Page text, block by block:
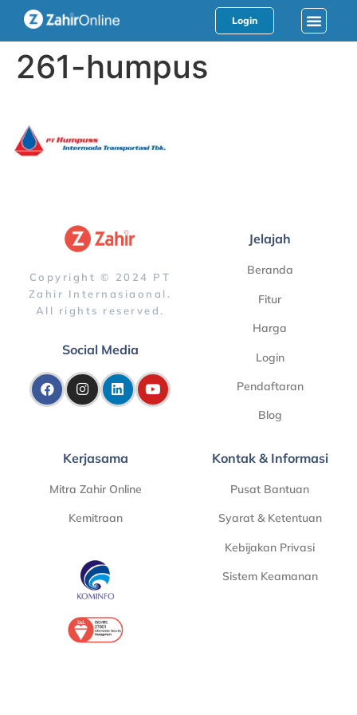
Login
261-humpus
Copyright © 2024 PT
Zahir Internasiaonal.
All rights reserved.
Social Media
Jelajah
Beranda
Fitur
Harga
Login
Pendaftaran
Blog
Kerjasama
Mitra Zahir Online
Kemitraan
Kontak & Informasi
Pusat Bantuan
Syarat & Ketentuan
Kebijakan Privasi
Sistem Keamanan